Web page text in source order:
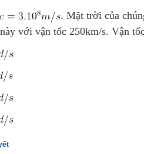
. Mặt trời của
với vận tốc 250km/s. Vận